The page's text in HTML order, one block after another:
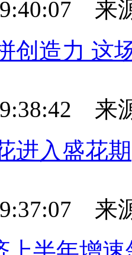
来
创造力 这
来
进入盛花期
来